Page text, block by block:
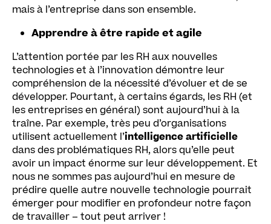
mais à l’entreprise dans son ensemble.
Apprendre à être rapide et agile
L’attention portée par les RH aux nouvelles
technologies et à l’innovation démontre leur
compréhension de la nécessité d’évoluer et de se
développer. Pourtant, à certains égards, les RH (et
les entreprises en général) sont aujourd’hui à la
traîne. Par exemple, très peu d’organisations
utilisent actuellement l’intelligence artificielle
dans des problématiques RH, alors qu’elle peut
avoir un impact énorme sur leur développement. Et
nous ne sommes pas aujourd’hui en mesure de
prédire quelle autre nouvelle technologie pourrait
émerger pour modifier en profondeur notre façon
de travailler – tout peut arriver !